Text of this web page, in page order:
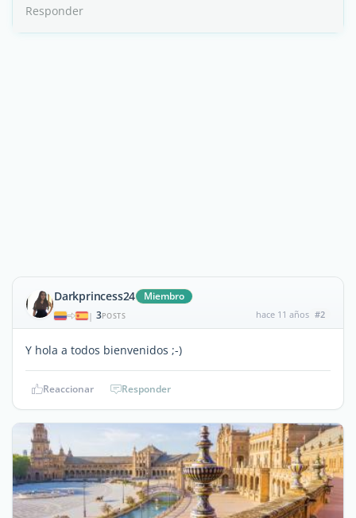
Responder
Darkprincess24 Miembro
| 3POSTS hace 11 años #2
Y hola a todos bienvenidos ;-)
Reaccionar Responder